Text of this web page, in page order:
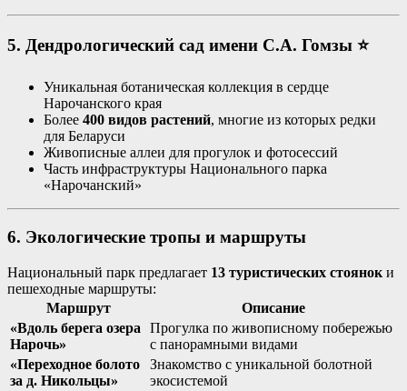
5. Дендрологический сад имени С.А. Гомзы ⭐
Уникальная ботаническая коллекция в сердце
Нарочанского края
Более 400 видов растений, многие из которых редки
для Беларуси
Живописные аллеи для прогулок и фотосессий
Часть инфраструктуры Национального парка
«Нарочанский»
6. Экологические тропы и маршруты
Национальный парк предлагает 13 туристических стоянок и
пешеходные маршруты:
Маршрут
Описание
«Вдоль берега озера
Нарочь»
Прогулка по живописному побережью
с панорамными видами
«Переходное болото
за д. Никольцы»
Знакомство с уникальной болотной
экосистемой